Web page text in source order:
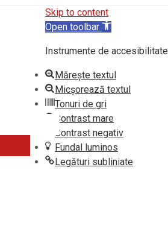
Skip to content
Open toolbar
Instrumente de accesibilitate
Mărește textul
Micșorează textul
Tonuri de gri
Contrast mare
Contrast negativ
Fundal luminos
Legături subliniate